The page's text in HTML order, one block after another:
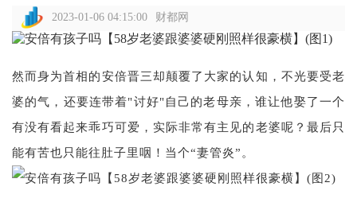
2023-01-06 04:15:00 财都网
然而身为首相的安倍晋三却颠覆了大家的认知，不光要受老
婆的气，还要连带着"讨好"自己的老母亲，谁让他娶了一个
有没有看起来乖巧可爱，实际非常有主见的老婆呢？最后只
能有苦也只能往肚子里咽！当个“妻管炎”。